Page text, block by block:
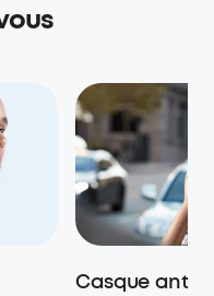
Casque anti